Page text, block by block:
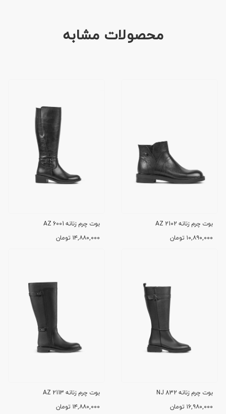
محصولات مشابه
بوت چرم زنانه AZ 2102
۱۰,۸۹۰,۰۰۰ تومان
بوت چرم زنانه AZ 6001
۱۴,۸۸۰,۰۰۰ تومان
بوت چرم زنانه NJ 832
۱۶,۹۸۰,۰۰۰ تومان
بوت چرم زنانه AZ 2113
۱۴,۸۸۰,۰۰۰ تومان